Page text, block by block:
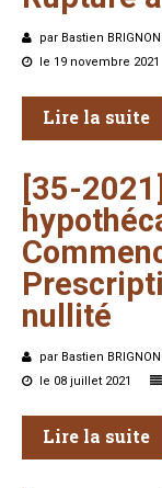
par Bastien
le 19 novembre 2021
Lire la suite
[35-
nullité
par Bastien
le 08 juillet 2021
Lire la suite